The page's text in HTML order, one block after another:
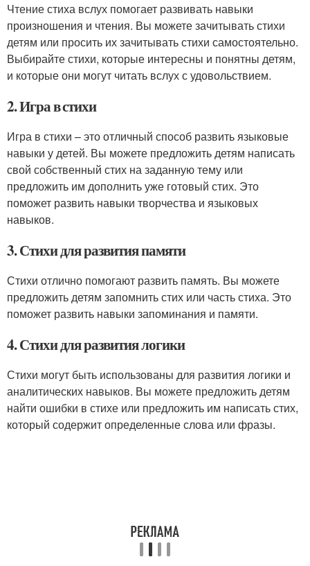
Чтение стиха вслух помогает развивать навыки
произношения и чтения. Вы можете зачитывать стихи
детям или просить их зачитывать стихи самостоятельно.
Выбирайте стихи, которые интересны и понятны детям,
и которые они могут читать вслух с удовольствием.
2. Игра в стихи
Игра в стихи – это отличный способ развить языковые
навыки у детей. Вы можете предложить детям написать
свой собственный стих на заданную тему или
предложить им дополнить уже готовый стих. Это
поможет развить навыки творчества и языковых
навыков.
3. Стихи для развития памяти
Стихи отлично помогают развить память. Вы можете
предложить детям запомнить стих или часть стиха. Это
поможет развить навыки запоминания и памяти.
4. Стихи для развития логики
Стихи могут быть использованы для развития логики и
аналитических навыков. Вы можете предложить детям
найти ошибки в стихе или предложить им написать стих,
который содержит определенные слова или фразы.